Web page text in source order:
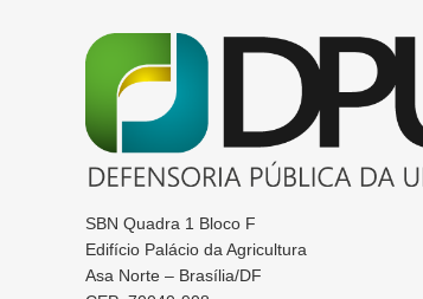
SBN Quadra 1 Bloco F
Edifício Palácio da Agricultura
Asa Norte – Brasília/DF